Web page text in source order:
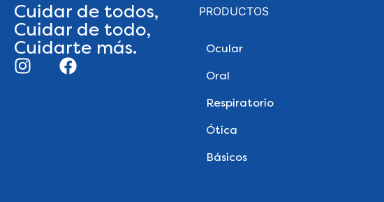
Cuidar de todos,
Cuidar de todo,
Cuidarte más.
PRODUCTOS
Ocular
Oral
Respiratorio
Ótica
Básicos